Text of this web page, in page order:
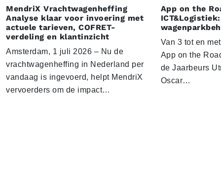
MendriX Vrachtwagenheffing
Analyse klaar voor invoering met
actuele tarieven, COFRET-
verdeling en klantinzicht
Amsterdam, 1 juli 2026 – Nu de
vrachtwagenheffing in Nederland per
vandaag is ingevoerd, helpt MendriX
vervoerders om de impact…
App on the
Van 3 tot en
App on the
de Jaarbeurs
Oscar…